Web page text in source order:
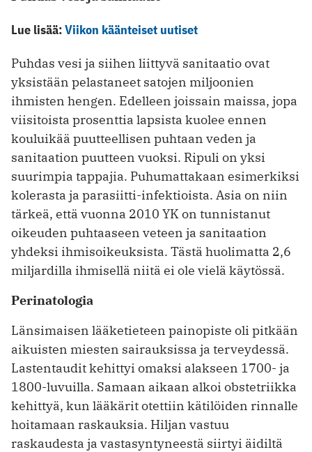
Lue lisää:Viikon käänteiset uutiset
Puhdas vesi ja siihen liittyvä sanitaatio ovat
yksistään pelastaneet satojen miljoonien
ihmisten hengen. Edelleen joissain maissa, jopa
viisitoista prosenttia lapsista kuolee ennen
kouluikää puutteellisen puhtaan veden ja
sanitaation puutteen vuoksi. Ripuli on yksi
suurimpia tappajia. Puhumattakaan esimerkiksi
kolerasta ja parasiitti-infektioista. Asia on niin
tärkeä, että vuonna 2010 YK on tunnistanut
oikeuden puhtaaseen veteen ja sanitaation
yhdeksi ihmisoikeuksista. Tästä huolimatta 2,6
miljardilla ihmisellä niitä ei ole vielä käytössä.
Perinatologia
Länsimaisen lääketieteen painopiste oli pitkään
aikuisten miesten sairauksissa ja terveydessä.
Lastentaudit kehittyi omaksi alakseen 1700- ja
1800-luvuilla. Samaan aikaan alkoi obstetriikka
kehittyä, kun lääkärit otettiin kätilöiden rinnalle
hoitamaan raskauksia. Hiljan vastuu
raskaudesta ja vastasyntyneestä siirtyi äidiltä